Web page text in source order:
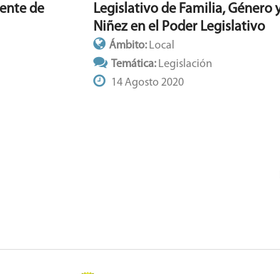
de
Legislativo de Familia, Género
Niñez en el Poder Legislativo
Ámbito: Local
Temática: Legislación
14 Agosto 2020